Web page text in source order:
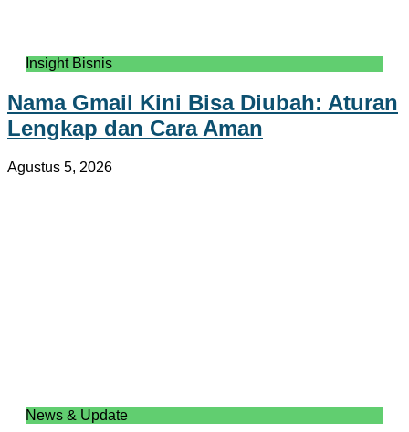
Insight Bisnis
Nama Gmail Kini Bisa Diubah: Aturan
Lengkap dan Cara Aman
Agustus 5, 2026
News & Update